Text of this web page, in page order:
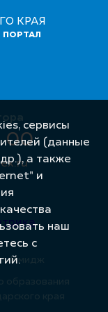
КРАЯ
00
края
Имидж
сервисы
(данные
а также
и
наш
с